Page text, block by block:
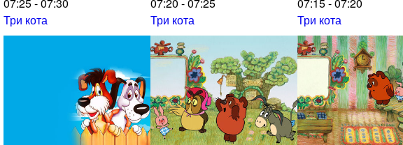
Три кота
Три кота
Три кота